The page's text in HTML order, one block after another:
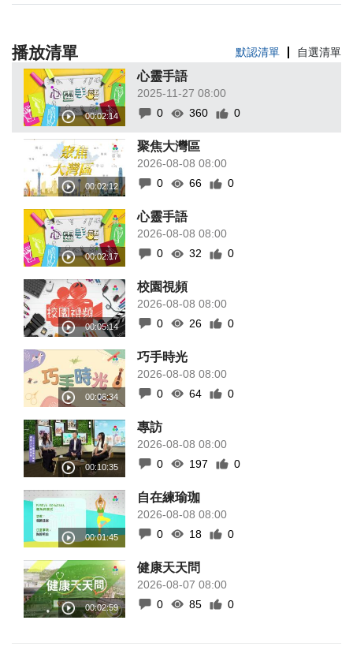
播放清單 默認清單 自選清單
心靈手語
2025-11-27 08:00
0
360 0
聚焦大灣區
2026-08-08 08:00
0
66 0
心靈手語
2026-08-08 08:00
0
32 0
校園視頻
2026-08-08 08:00
0
26 0
巧手時光
2026-08-08 08:00
0
64 0
專訪
2026-08-08 08:00
0
197 0
自在練瑜珈
2026-08-08 08:00
0
18 0
健康天天問
2026-08-07 08:00
0
85 0